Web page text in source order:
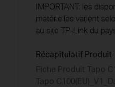
IMPORTANT: les
matérielles varient
au site TP-Link du
Récapitulatif Produit
Fiche Produit Tapo
Tapo